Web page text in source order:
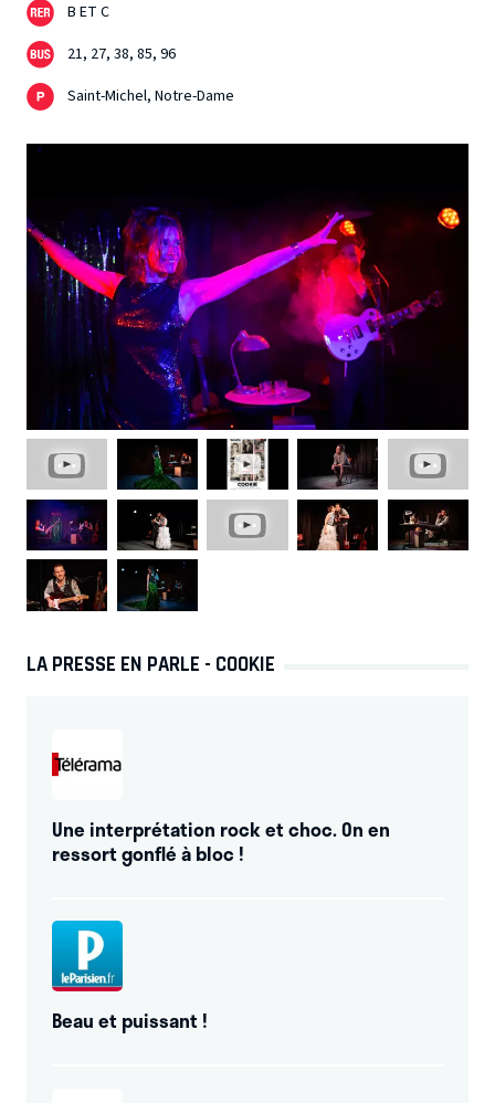
B ET C
21, 27, 38, 85, 96
Saint-Michel, Notre-Dame
LA PRESSE EN PARLE - COOKIE
Une interprétation rock et choc. On en
ressort gonflé à bloc !
Beau et puissant !